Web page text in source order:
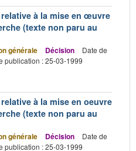
à la mise en œuvre
(texte non paru au
générale Décision
Date de
publication : 25-03-1999
à la mise en oeuvre
(texte non paru au
générale Décision
Date de
publication : 25-03-1999